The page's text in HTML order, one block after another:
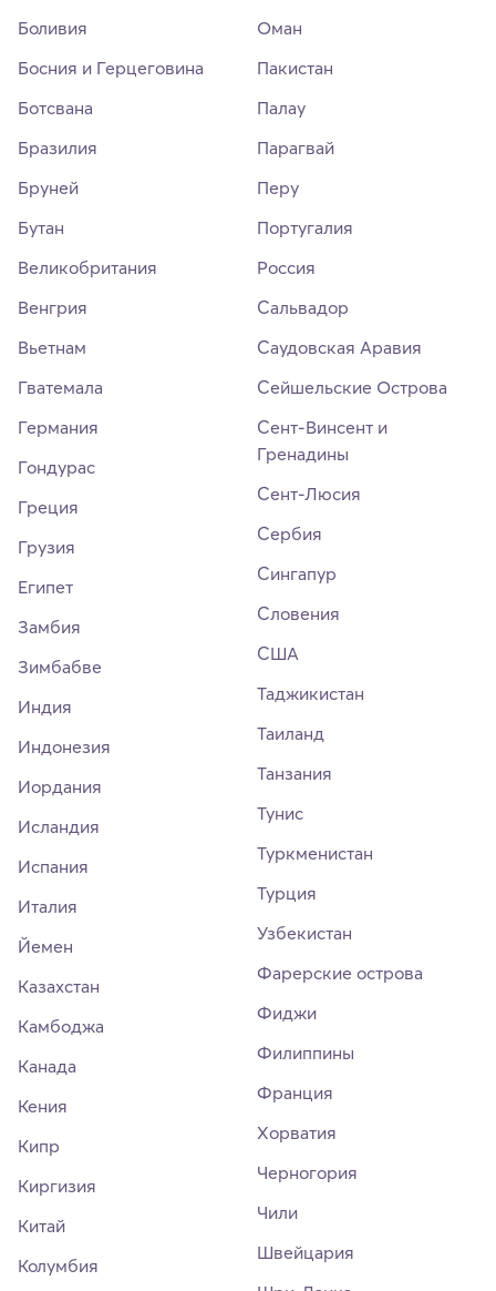
Боливия
Босния и Герцеговина
Ботсвана
Бразилия
Бруней
Бутан
Великобритания
Венгрия
Вьетнам
Гватемала
Германия
Гондурас
Греция
Грузия
Египет
Замбия
Зимбабве
Индия
Индонезия
Иордания
Исландия
Испания
Италия
Йемен
Казахстан
Камбоджа
Канада
Кения
Кипр
Киргизия
Китай
Колумбия
Оман
Пакистан
Палау
Парагвай
Перу
Португалия
Россия
Сальвадор
Саудовская Аравия
Сейшельские Острова
Сент-Винсент и
Гренадины
Сент-Люсия
Сербия
Сингапур
Словения
США
Таджикистан
Таиланд
Танзания
Тунис
Туркменистан
Турция
Узбекистан
Фарерские острова
Фиджи
Филиппины
Франция
Хорватия
Черногория
Чили
Швейцария